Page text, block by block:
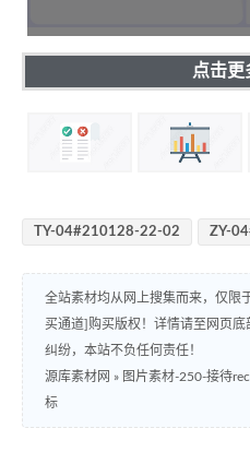
点击更
TY-04#210128-22-02 ZY-
全站素材均从网上搜集而来，仅限
买通道]购买版权！详情请至网页
纠纷，本站不负任何责任！
源库素材网 » 图片素材-250-接待
标